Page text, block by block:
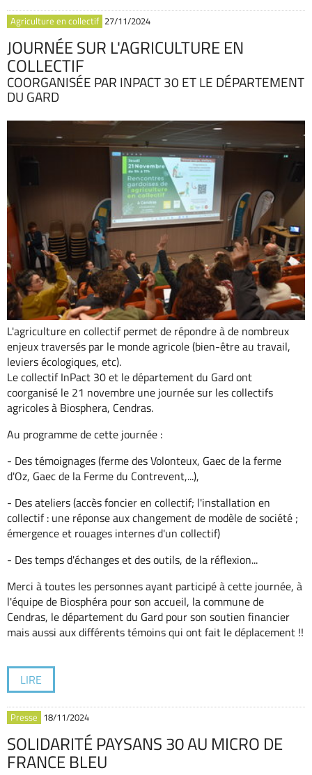
Agriculture en collectif 27/11/2024
JOURNÉE SUR L'AGRICULTURE EN
COLLECTIF
COORGANISÉE PAR INPACT 30 ET LE DÉPARTEMENT
DU GARD
L'agriculture en collectif permet de répondre à de nombreux
enjeux traversés par le monde agricole (bien-être au travail,
leviers écologiques, etc).
Le collectif InPact 30 et le département du Gard ont
coorganisé le 21 novembre une journée sur les collectifs
agricoles à Biosphera, Cendras.
Au programme de cette journée :
- Des témoignages (ferme des Volonteux, Gaec de la ferme
d'Oz, Gaec de la Ferme du Contrevent,...),
- Des ateliers (accès foncier en collectif; l'installation en
collectif : une réponse aux changement de modèle de société ;
émergence et rouages internes d'un collectif)
- Des temps d'échanges et des outils, de la réflexion...
Merci à toutes les personnes ayant participé à cette journée, à
l'équipe de Biosphéra pour son accueil, la commune de
Cendras, le département du Gard pour son soutien financier
mais aussi aux différents témoins qui ont fait le déplacement !!
LIRE
Presse 18/11/2024
SOLIDARITÉ PAYSANS 30 AU MICRO DE
FRANCE BLEU